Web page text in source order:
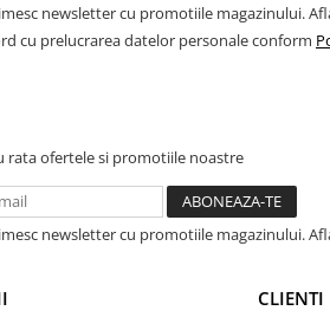
newsletter cu promotiile magazinului.
cu prelucrarea datelor personale conform
rata ofertele si promotiile noastre
newsletter cu promotiile magazinului.
CLIENTI